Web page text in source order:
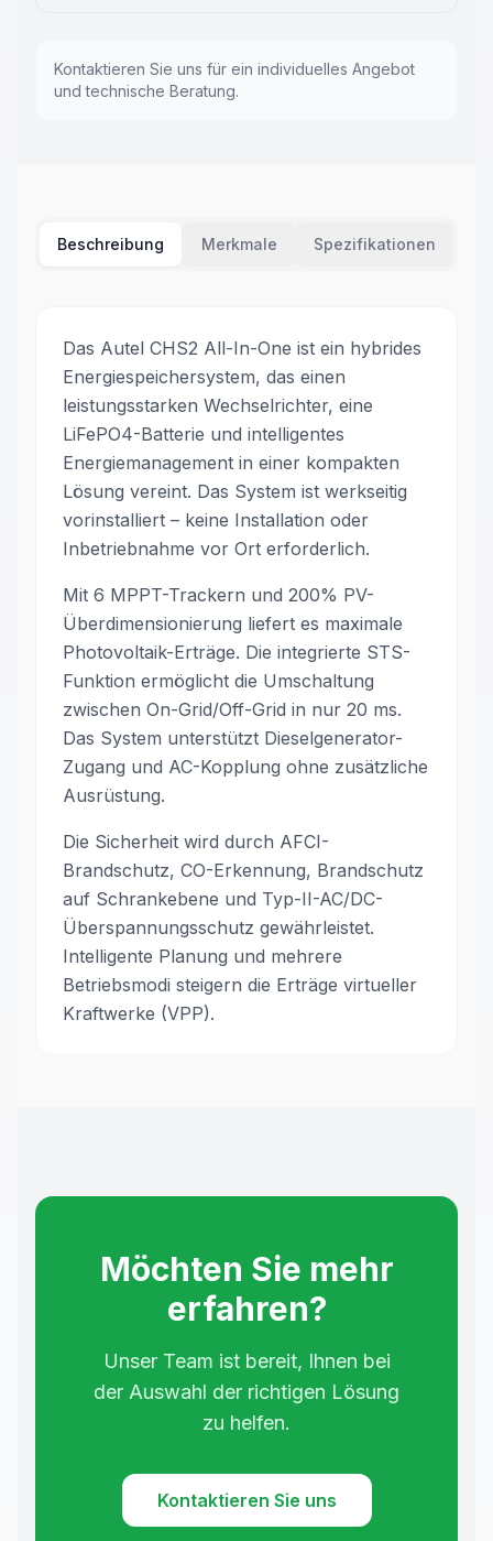
Kontaktieren Sie uns für ein individuelles Angebot
und technische Beratung.
Beschreibung Merkmale Spezifikationen
Das Autel CHS2 All-In-One ist ein hybrides
Energiespeichersystem, das einen
leistungsstarken Wechselrichter, eine
LiFePO4-Batterie und intelligentes
Energiemanagement in einer kompakten
Lösung vereint. Das System ist werkseitig
vorinstalliert – keine Installation oder
Inbetriebnahme vor Ort erforderlich.
Mit 6 MPPT-Trackern und 200% PV-
Überdimensionierung liefert es maximale
Photovoltaik-Erträge. Die integrierte STS-
Funktion ermöglicht die Umschaltung
zwischen On-Grid/Off-Grid in nur 20 ms.
Das System unterstützt Dieselgenerator-
Zugang und AC-Kopplung ohne zusätzliche
Ausrüstung.
Die Sicherheit wird durch AFCI-
Brandschutz, CO-Erkennung, Brandschutz
auf Schrankebene und Typ-II-AC/DC-
Überspannungsschutz gewährleistet.
Intelligente Planung und mehrere
Betriebsmodi steigern die Erträge virtueller
Kraftwerke (VPP).
Möchten Sie mehr
erfahren?
Unser Team ist bereit, Ihnen bei
der Auswahl der richtigen Lösung
zu helfen.
Kontaktieren Sie uns